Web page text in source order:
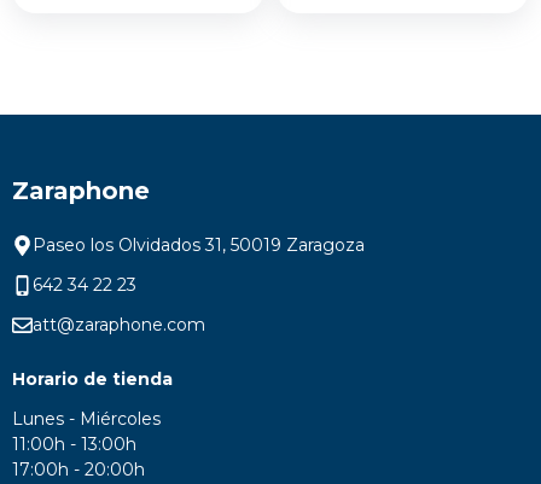
Zaraphone
Paseo los Olvidados 31, 50019 Zaragoza
642 34 22 23
att@zaraphone.com
Horario de tienda
Lunes - Miércoles
11:00h - 13:00h
17:00h - 20:00h